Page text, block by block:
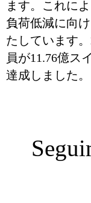
ます。これに
負荷低減に向
たしています
員が11.76億ス
達成しました。